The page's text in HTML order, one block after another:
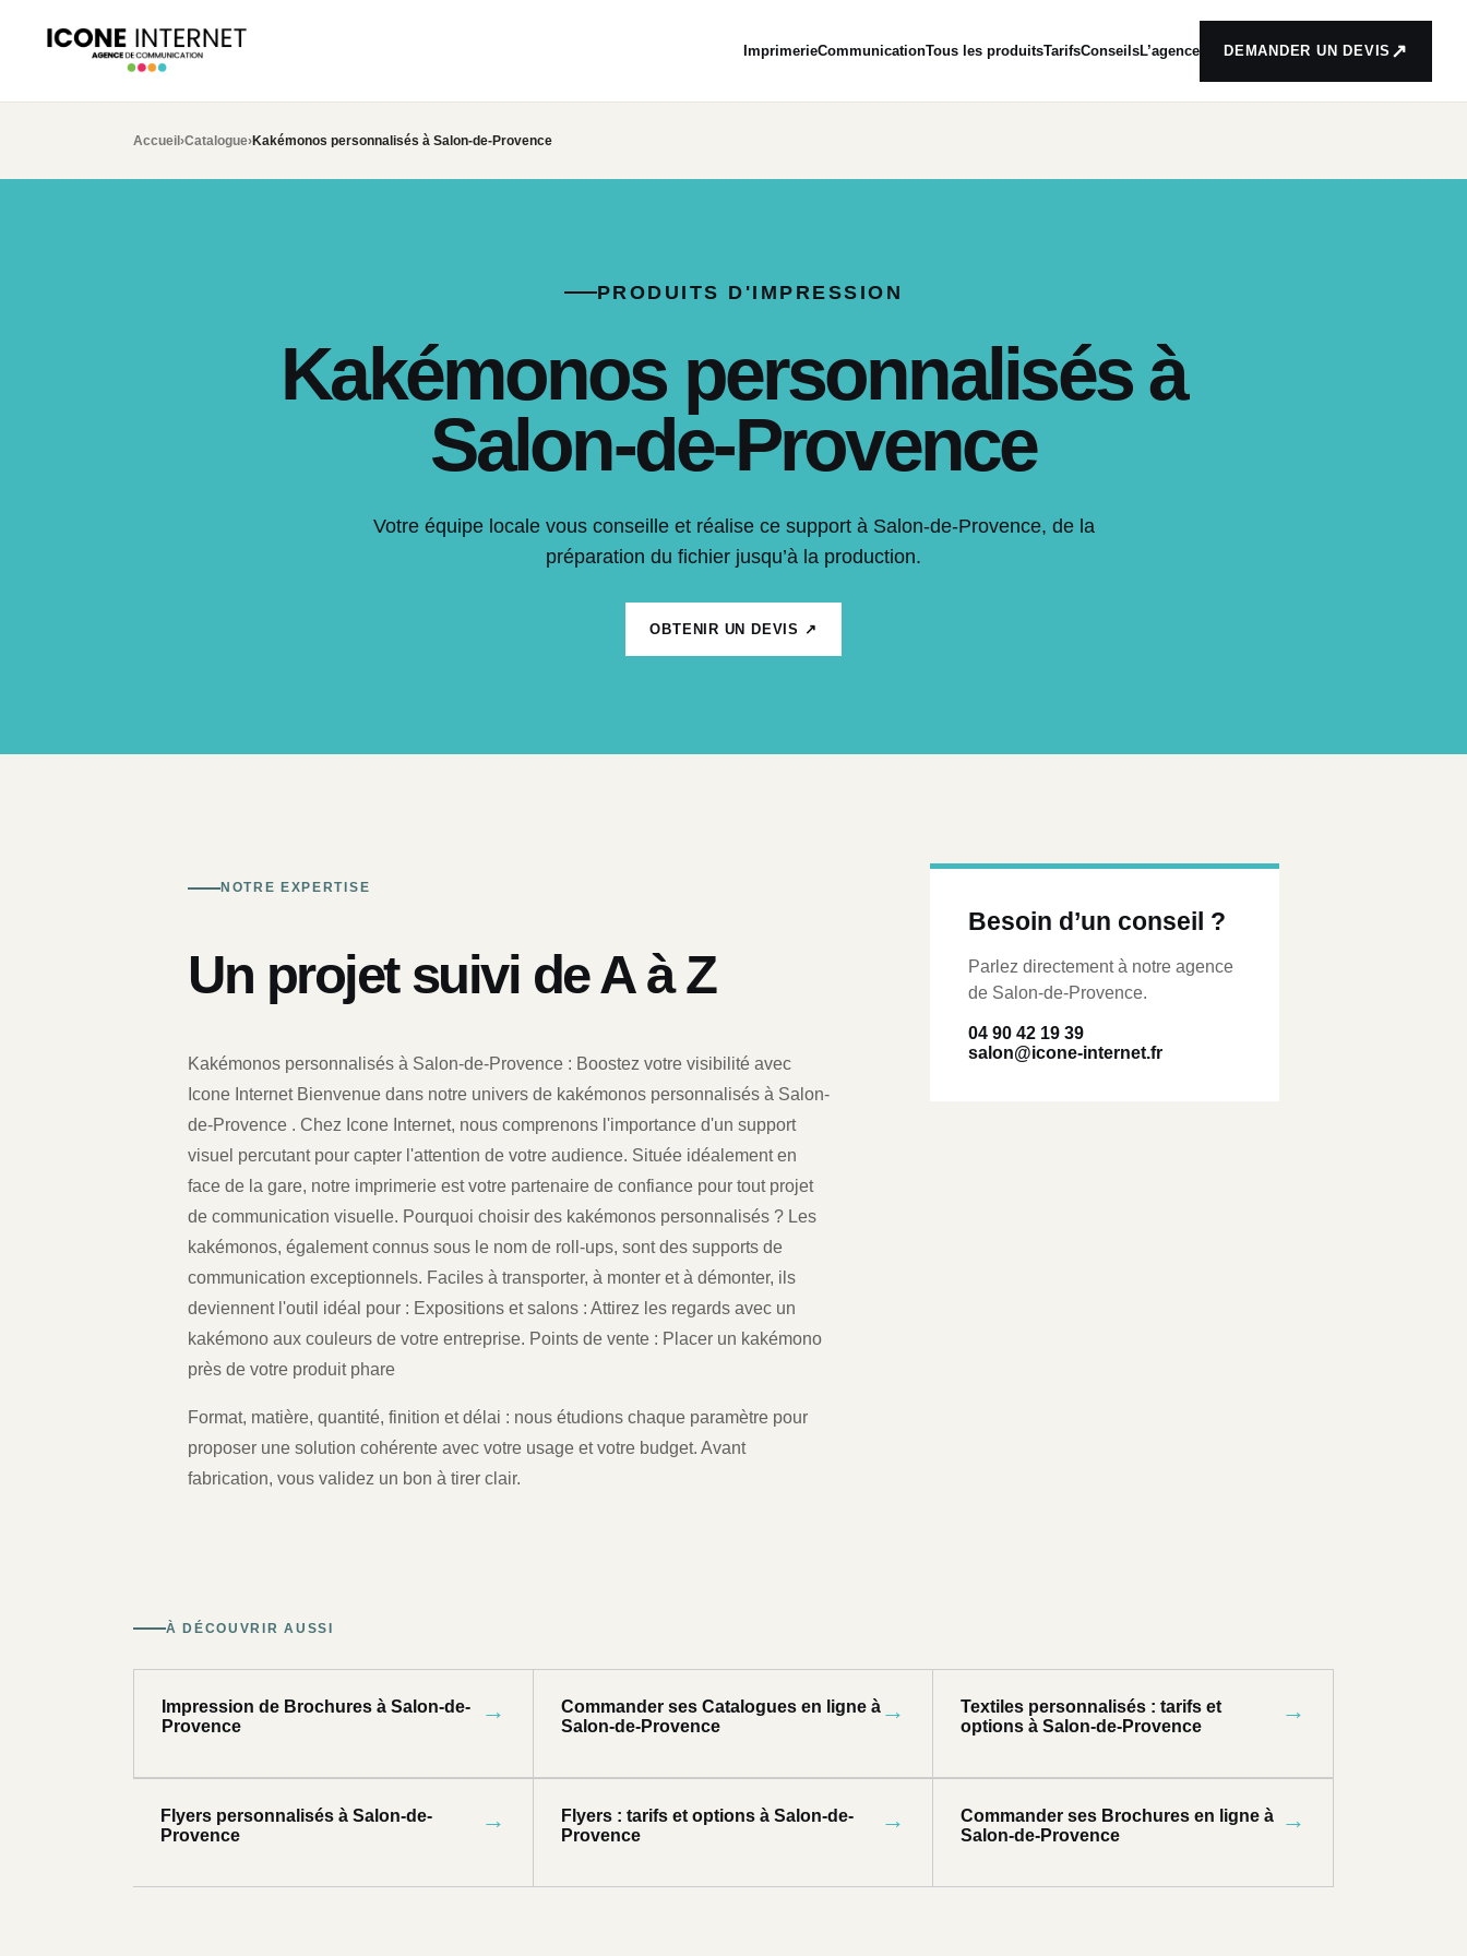
ImprimerieCommunicationTous les produitsTarifsConseilsL’agence DEMANDER UN DEVIS ↗
Accueil ›Catalogue›Kakémonos personnalisés à Salon-de-Provence
PRODUITS D'IMPRESSION
Kakémonos personnalisés à
Salon-de-Provence
Votre équipe locale vous conseille et réalise ce support à Salon-de-Provence, de la
préparation du fichier jusqu’à la production.
OBTENIR UN DEVIS ↗
NOTRE EXPERTISE
Un projet suivi de A à Z
Kakémonos personnalisés à Salon-de-Provence : Boostez votre visibilité avec
Icone Internet Bienvenue dans notre univers de kakémonos personnalisés à Salon-
de-Provence . Chez Icone Internet, nous comprenons l'importance d'un support
visuel percutant pour capter l'attention de votre audience. Située idéalement en
face de la gare, notre imprimerie est votre partenaire de confiance pour tout projet
de communication visuelle. Pourquoi choisir des kakémonos personnalisés ? Les
kakémonos, également connus sous le nom de roll-ups, sont des supports de
communication exceptionnels. Faciles à transporter, à monter et à démonter, ils
deviennent l'outil idéal pour : Expositions et salons : Attirez les regards avec un
kakémono aux couleurs de votre entreprise. Points de vente : Placer un kakémono
près de votre produit phare
Format, matière, quantité, finition et délai : nous étudions chaque paramètre pour
proposer une solution cohérente avec votre usage et votre budget. Avant
fabrication, vous validez un bon à tirer clair.
Besoin d’un conseil ?
Parlez directement à notre agence
de Salon-de-Provence.
04 90 42 19 39
salon@icone-internet.fr
À DÉCOUVRIR AUSSI
Impression de Brochures à Salon-de-
Provence
→
Commander ses Catalogues en ligne à
Salon-de-Provence
→
Textiles personnalisés : tarifs et
options à Salon-de-Provence
→
Flyers personnalisés à Salon-de-
Provence
→
Flyers : tarifs et options à Salon-de-
Provence
→
Commander ses Brochures en ligne à
Salon-de-Provence
→